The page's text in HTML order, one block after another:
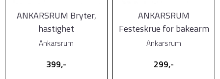
ANKARSRUM Bryter,
hastighet
Ankarsrum
399,-
ANKARSRUM
Festeskrue for bakearm
Ankarsrum
299,-